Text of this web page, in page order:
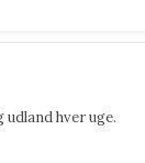
hver uge.